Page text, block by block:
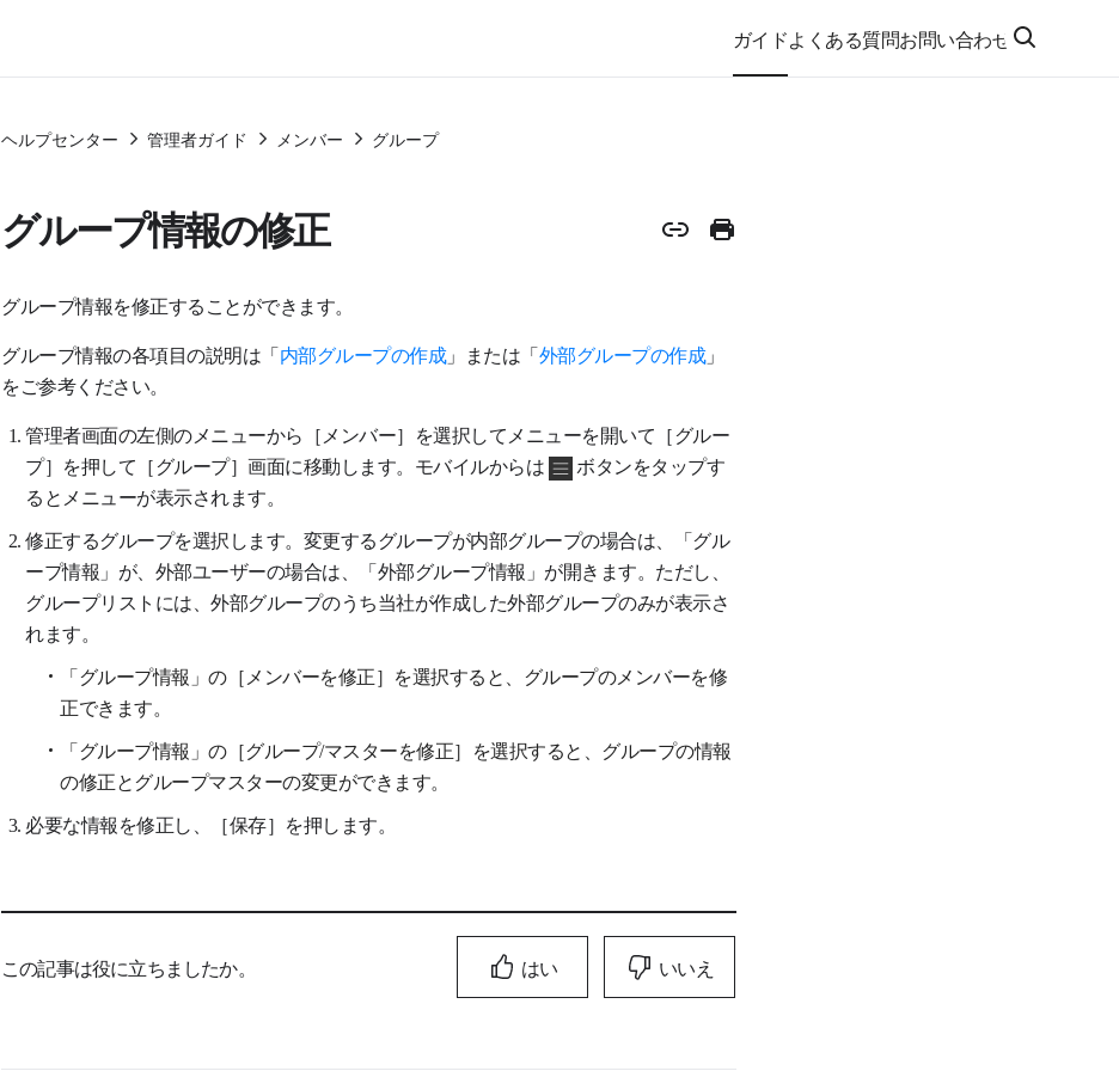
ガイドよくある質問お問い合わせ
ヘルプセンター 管理者ガイド メンバー グループ
グループ情報の修正
グループ情報を修正することができます。
グループ情報の各項目の説明は「内部グループの作成」または「外部グループの作成」
をご参考ください。
管理者画面の左側のメニューから［メンバー］を選択してメニューを開いて［グルー
プ］を押して［グループ］画面に移動します。モバイルからは
ボタンをタップす
るとメニューが表示されます。
修正するグループを選択します。変更するグループが内部グループの場合は、「グル
ープ情報」が、外部ユーザーの場合は、「外部グループ情報」が開きます。ただし、
グループリストには、外部グループのうち当社が作成した外部グループのみが表示さ
れます。
「グループ情報」の［メンバーを修正］を選択すると、グループのメンバーを修
正できます。
「グループ情報」の［グループ/マスターを修正］を選択すると、グループの情報
の修正とグループマスターの変更ができます。
必要な情報を修正し、［保存］を押します。
この記事は役に立ちましたか。 はい いいえ